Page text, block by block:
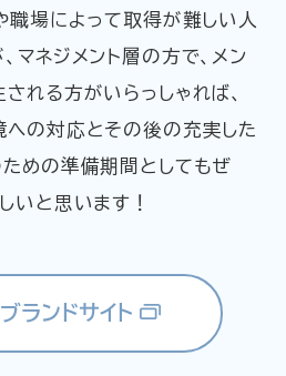
職場によって取得が難しい人
マネジメント層の方で、メン
れる方がいらっしゃれば、
への対応とその後の充実した
めの準備期間としてもぜ
いと思います！
ブランドサイト